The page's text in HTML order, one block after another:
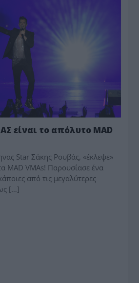
είναι το απόλυτο MAD
Star Σάκης Ρουβάς, «έκλεψε»
MAD VMAs! Παρουσίασε ένα
από τις μεγαλύτερες
[…]